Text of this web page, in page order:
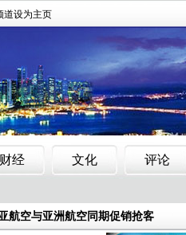
边佳兰大面积油棕园被野火烧毁
航空与亚洲航空同期促销抢客
亚侨领：华社须警惕中华传统文化被
航空与亚洲航空同期促销抢客